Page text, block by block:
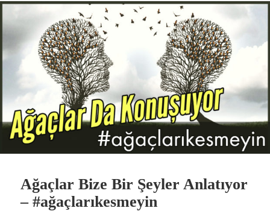
Ağaçlar Bize Bir Şeyler Anlatıyor
– #ağaçlarıkesmeyin